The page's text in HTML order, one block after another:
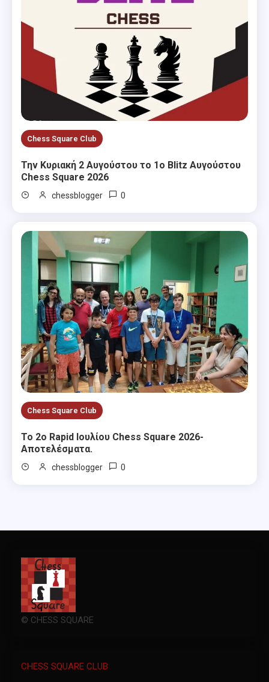
Chess Square Club
Την Κυριακή 2 Αυγούστου το 1ο Blitz Αυγούστου
Chess Square 2026
chessblogger 0
Chess Square Club
Το 2ο Rapid Ιουλίου Chess Square 2026-
Αποτελέσματα.
chessblogger 0
© CHESS SQUARE
CHESS SQUARE CLUB